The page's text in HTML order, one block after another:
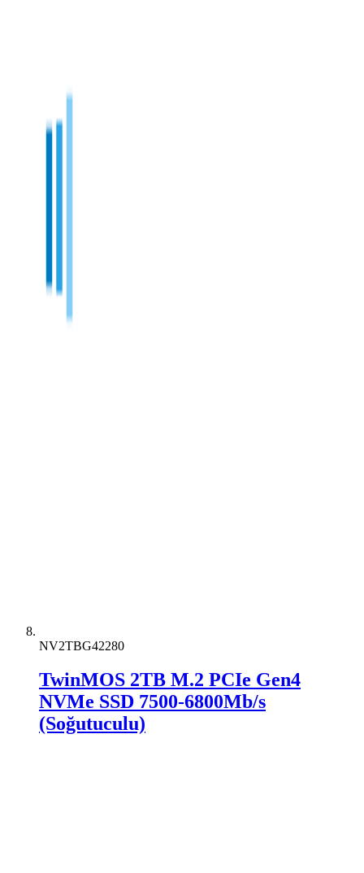
NV2TBG42280
TwinMOS 2TB M.2 PCIe Gen4
NVMe SSD 7500-6800Mb/s
(Soğutuculu)